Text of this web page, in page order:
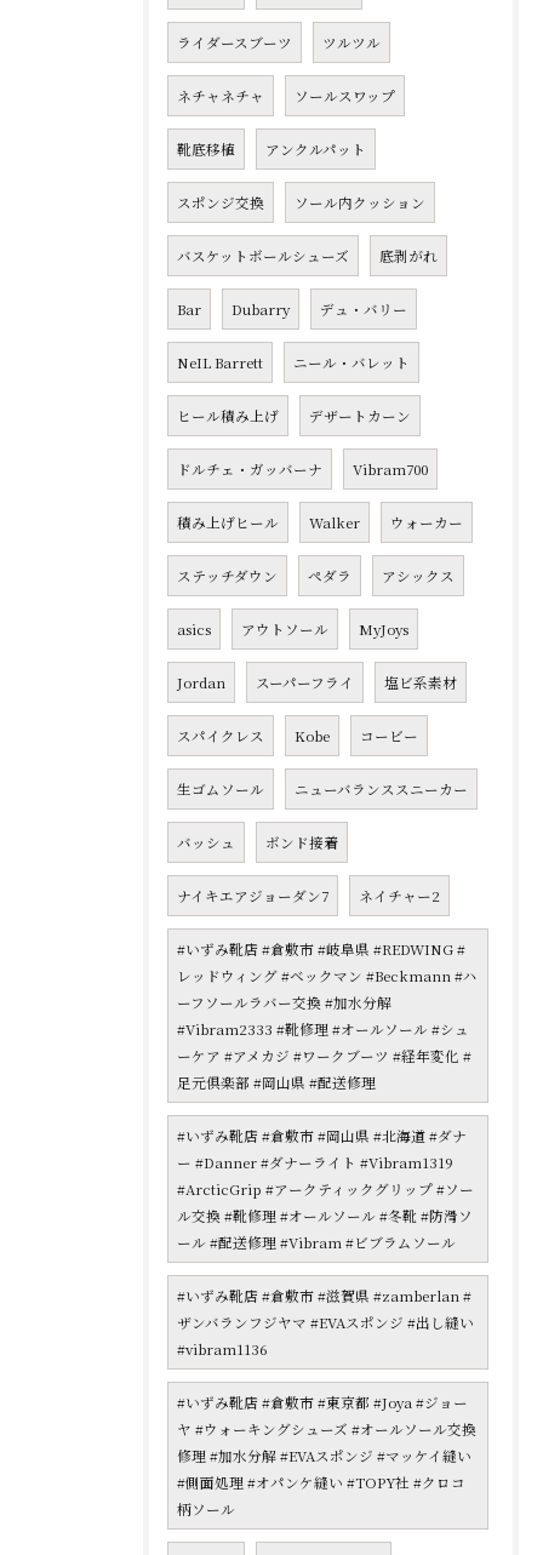
ライダースブーツ ツルツル
ネチャネチャ ソールスワップ
靴底移植 アンクルパット
スポンジ交換 ソール内クッション
バスケットボールシューズ 底剥がれ
Bar Dubarry デュ・バリー
NeIL Barrett ニール・バレット
ヒール積み上げ デザートカーン
ドルチェ・ガッバーナ Vibram700
積み上げヒール Walker ウォーカー
ステッチダウン ペダラ アシックス
asics アウトソール MyJoys
Jordan スーパーフライ 塩ビ系素材
スパイクレス Kobe コービー
生ゴムソール ニューバランススニーカー
バッシュ ボンド接着
ナイキエアジョーダン7 ネイチャー2
#いずみ靴店 #倉敷市 #岐阜県 #REDWING #
レッドウィング #ベックマン #Beckmann #ハ
ーフソールラバー交換 #加水分解
#Vibram2333 #靴修理 #オールソール #シュ
ーケア #アメカジ #ワークブーツ #経年変化 #
足元倶楽部 #岡山県 #配送修理
#いずみ靴店 #倉敷市 #岡山県 #北海道 #ダナ
ー #Danner #ダナーライト #Vibram1319
#ArcticGrip #アークティックグリップ #ソー
ル交換 #靴修理 #オールソール #冬靴 #防滑ソ
ール #配送修理 #Vibram #ビブラムソール
#いずみ靴店 #倉敷市 #滋賀県 #zamberlan #
ザンバランフジヤマ #EVAスポンジ #出し縫い
#vibram1136
#いずみ靴店 #倉敷市 #東京都 #Joya #ジョー
ヤ #ウォーキングシューズ #オールソール交換
修理 #加水分解 #EVAスポンジ #マッケイ縫い
#側面処理 #オパンケ縫い #TOPY社 #クロコ
柄ソール